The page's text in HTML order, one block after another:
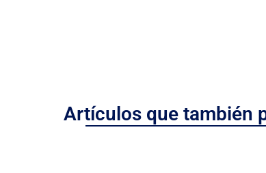
Artículos que también